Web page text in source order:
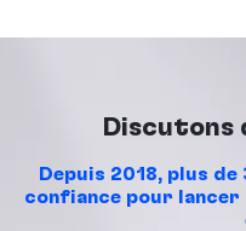
Depuis 2018, plus
confiance pour